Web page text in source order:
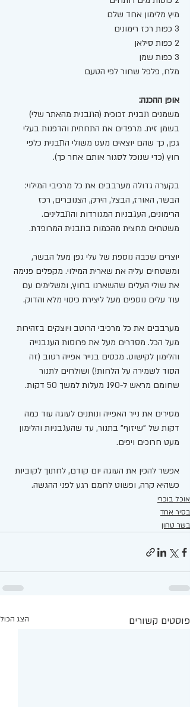
מיץ מלימון אחד שלם
3 כפות רכז רימונים
2 כפות סילאן
3 כפות שמן
מלח, פלפל שחור לפי הטעם
אופן ההכנה:
משמנים תבנית זכוכית (התבנית מהאתר שלי)
בשמן זית. מרפדים את התחתית והדפנות בעלי
גפן, כך שהם יוצאים מעט משולי התבנית כלפי
חוץ (כדי שנוכל לסגור אותם אחר כך).
בקערה גדולה מערבבים את כל מרכיבי המילוי:
הבשר, האורז, הבצל, הירק, הצנוברים, רכז
הרימונים, העגבניות המגורדות והתבלינים.
משטחים מחצית מהכמות בתבנית המרופדת.
יוצרים שכבה נוספת של עלי גפן מעל הבשר,
ומשטחים עליה את שארית המילוי. מקפלים פנימה
את שולי העלים שהשארנו בחוץ, ומשלימים עם
עוד עלים נוספים מעל ליצירת כיסוי מלא והדוק.
מערבבים את כל מרכיבי הרוטב ויוצקים בזהירות
מעל הכל. מסדרים מעל את פרוסות העגבנייה
והלימון לקישוט. מכסים בנייר אפייה רטוב (זה
הסוד לשמירה על הלחות!) ושולחים לתנור
שחומם מראש ל-190 מעלות למשך 50 דקות.
מסירים את נייר האפייה ונותנים לעוגה עוד כמה
דקות של "שיזוף" בתנור, עד שהעגבניות והלימון
מעט חרוכים ויפים.
אפשר להכין את העוגה יום קודם, לחתוך לקוביות
כשהיא קרה, ופשוט לחמם רגע לפני ההגשה.
אוכל בוכרי
בסיר אחד
בשר טחון
פוסטים קשורים הצג הכול